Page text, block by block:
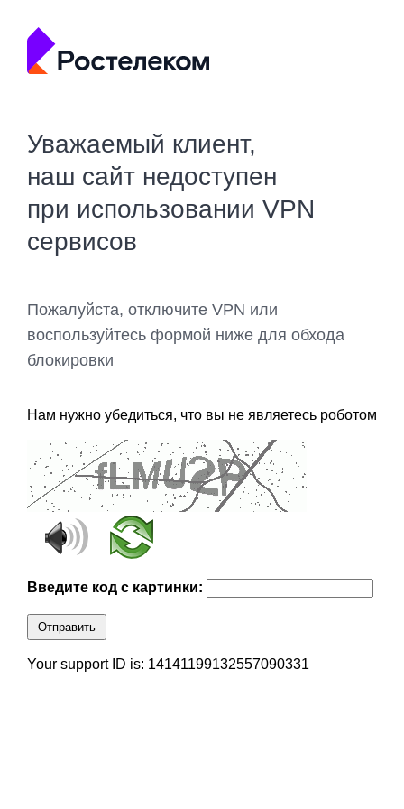
Уважаемый клиент,
наш сайт недоступен
при использовании VPN
сервисов
Пожалуйста, отключите VPN или
воспользуйтесь формой ниже для обхода
блокировки
Нам нужно убедиться, что вы не являетесь роботом
Введите код с картинки:
Отправить
Your support ID is: 14141199132557090331